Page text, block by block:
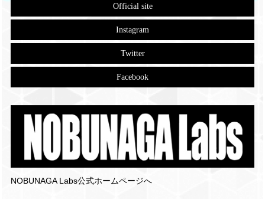
Official site
Instagram
Twitter
Facebook
NOBUNAGA Labs公式ホームページへ